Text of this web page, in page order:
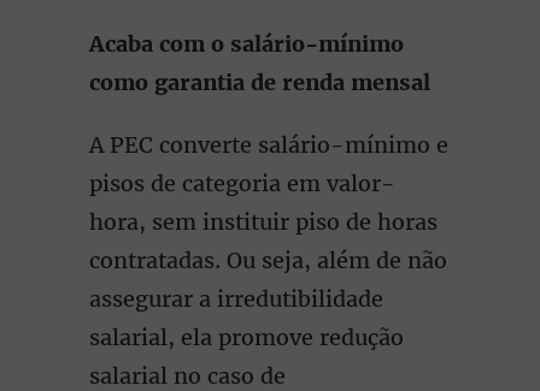
Acaba com o salário-mínimo
como garantia de renda mensal
A PEC converte salário-mínimo e
pisos de categoria em valor-
hora, sem instituir piso de horas
contratadas. Ou seja, além de não
assegurar a irredutibilidade
salarial, ela promove redução
salarial no caso de